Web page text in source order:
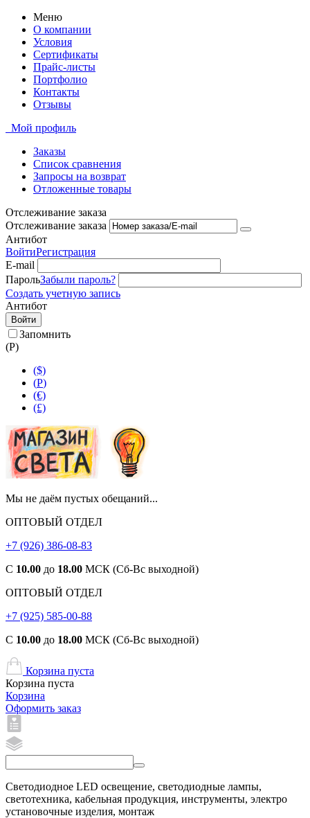
Меню
О компании
Условия
Сертификаты
Прайс-листы
Портфолио
Контакты
Отзывы
Мой профиль
Заказы
Список сравнения
Запросы на возврат
Отложенные товары
Отслеживание заказа
Отслеживание заказа
Антибот
ВойтиРегистрация
E-mail
ПарольЗабыли пароль?
Создать учетную запись
Антибот
Войти
Запомнить
(Р)
($)
(Р)
(€)
(£)
Мы не даём пустых обещаний...
ОПТОВЫЙ ОТДЕЛ
+7 (926) 386-08-83
С 10.00 до 18.00 МСК (Сб-Вс выходной)
ОПТОВЫЙ ОТДЕЛ
+7 (925) 585-00-88
С 10.00 до 18.00 МСК (Сб-Вс выходной)
Корзина пуста
Корзина пуста
Корзина
Оформить заказ
Светодиодное LED освещение, светодиодные лампы,
светотехника, кабельная продукция, инструменты, электро
установочные изделия, монтаж